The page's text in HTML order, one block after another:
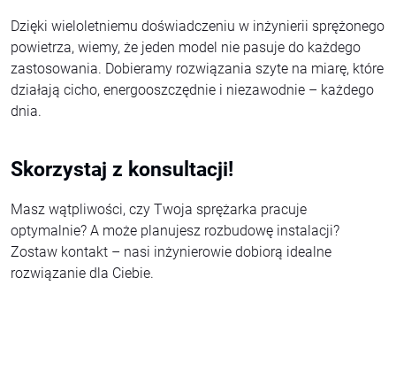
Dzięki wieloletniemu doświadczeniu w inżynierii sprężonego
powietrza, wiemy, że jeden model nie pasuje do każdego
zastosowania. Dobieramy rozwiązania szyte na miarę, które
działają cicho, energooszczędnie i niezawodnie – każdego
dnia.
Skorzystaj z konsultacji!
Masz wątpliwości, czy Twoja sprężarka pracuje
optymalnie? A może planujesz rozbudowę instalacji?
Zostaw kontakt – nasi inżynierowie dobiorą idealne
rozwiązanie dla Ciebie.